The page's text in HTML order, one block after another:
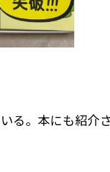
る。本にも紹介